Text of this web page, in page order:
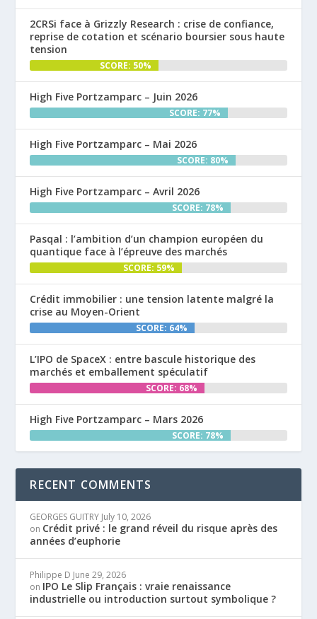
2CRSi face à Grizzly Research : crise de confiance,
reprise de cotation et scénario boursier sous haute
tension
SCORE: 50%
High Five Portzamparc – Juin 2026
SCORE: 77%
High Five Portzamparc – Mai 2026
SCORE: 80%
High Five Portzamparc – Avril 2026
SCORE: 78%
Pasqal : l’ambition d’un champion européen du
quantique face à l’épreuve des marchés
SCORE: 59%
Crédit immobilier : une tension latente malgré la
crise au Moyen-Orient
SCORE: 64%
L’IPO de SpaceX : entre bascule historique des
marchés et emballement spéculatif
SCORE: 68%
High Five Portzamparc – Mars 2026
SCORE: 78%
RECENT COMMENTS
GEORGES GUITRY July 10, 2026
on Crédit privé : le grand réveil du risque après des
années d’euphorie
Philippe D June 29, 2026
on IPO Le Slip Français : vraie renaissance
industrielle ou introduction surtout symbolique ?